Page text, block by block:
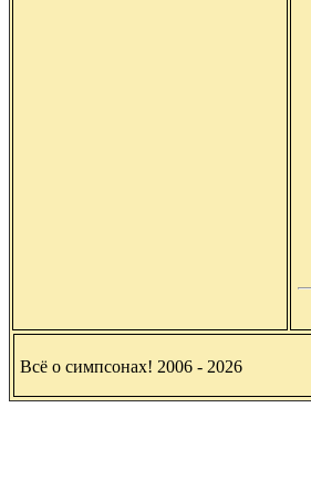
Всё о симпсонах! 2006 - 2026